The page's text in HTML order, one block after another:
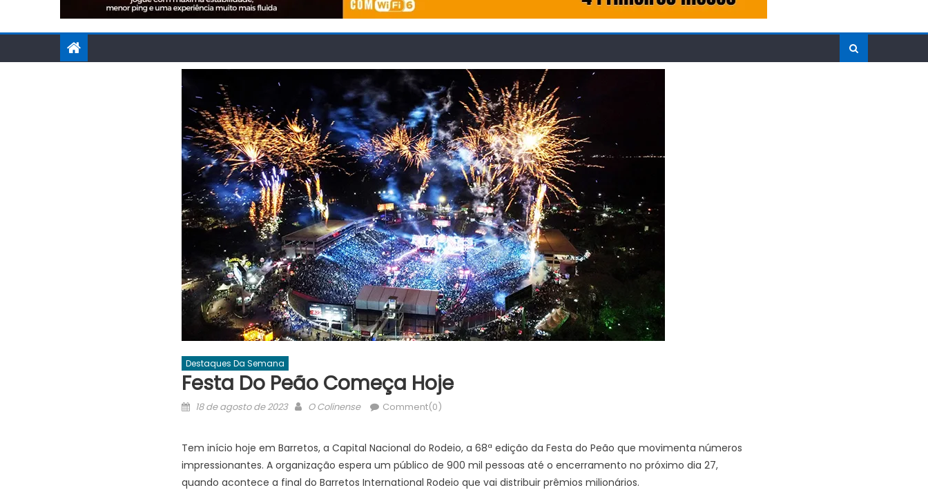
Destaques Da Semana
Festa Do Peão Começa Hoje
Posted
18 de agosto de 2023 Author
O Colinense Comment(0)
Tem início hoje em Barretos, a Capital Nacional do Rodeio, a 68ª edição da Festa do Peão que movimenta números
impressionantes. A organização espera um público de 900 mil pessoas até o encerramento no próximo dia 27,
quando acontece a final do Barretos International Rodeio que vai distribuir prêmios milionários.